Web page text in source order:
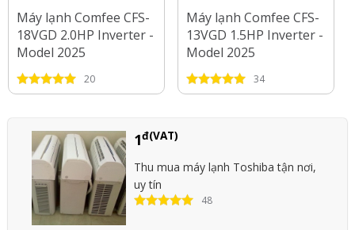
Máy lạnh Comfee CFS-
18VGD 2.0HP Inverter -
Model 2025
20
Máy lạnh Comfee CFS-
13VGD 1.5HP Inverter -
Model 2025
34
1đ(VAT)
Thu mua máy lạnh Toshiba tận nơi,
uy tín
48